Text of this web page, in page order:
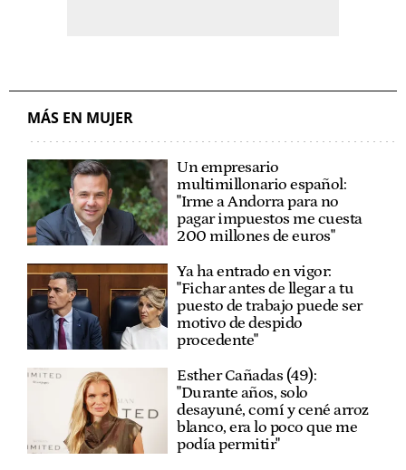
MÁS EN MUJER
Un empresario
multimillonario español:
"Irme a Andorra para no
pagar impuestos me cuesta
200 millones de euros"
Ya ha entrado en vigor:
"Fichar antes de llegar a tu
puesto de trabajo puede ser
motivo de despido
procedente"
Esther Cañadas (49):
"Durante años, solo
desayuné, comí y cené arroz
blanco, era lo poco que me
podía permitir"